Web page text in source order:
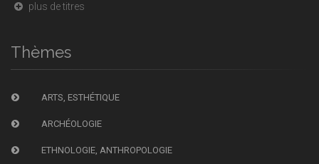
plus de titres
Thèmes
ARTS, ESTHÉTIQUE
ARCHÉOLOGIE
ETHNOLOGIE, ANTHROPOLOGIE